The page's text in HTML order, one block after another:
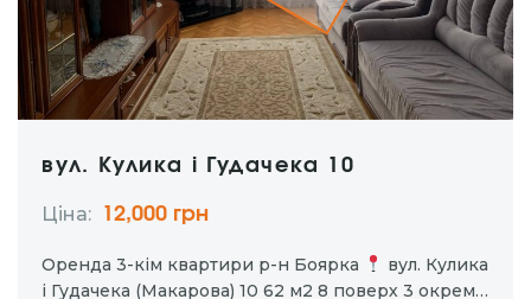
вул. Кулика і Гудачека 10
Ціна: 12,000 грн
Оренда 3-кім квартири р-н Боярка
вул. Кулика
і Гудачека (Макарова) 10 62 м2 8 поверх 3 окремі